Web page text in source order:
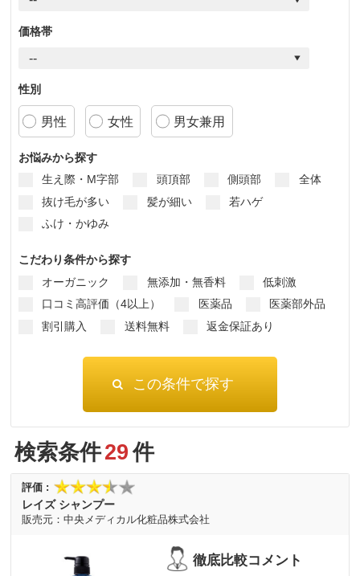
価格帯
性別
男性 女性 男女兼用
お悩みから探す
生え際・M字部
頭頂部 側頭部
全体
抜け毛が多い
髪が細い
若ハゲ
ふけ・かゆみ
こだわり条件から探す
オーガニック
無添加・無香料
低刺激
口コミ高評価（4以上）
医薬品
医薬部外品
割引購入
送料無料 返金保証あり
検索条件29件
レイズ シャンプー
中央メディカル化粧品株式会社